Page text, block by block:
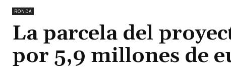
RONDA
La parcela del
por 5,9 millones de